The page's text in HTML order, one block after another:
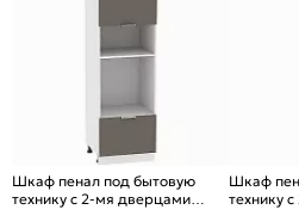
Шкаф пенал под бытовую
технику с 2-мя дверцами
Шкаф
технику